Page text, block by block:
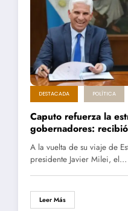
DESTACADA POLÍTICA
Caputo refuerza la
gobernadores:
A la vuelta de su viaje de
presidente Javier Milei, el…
Leer Más